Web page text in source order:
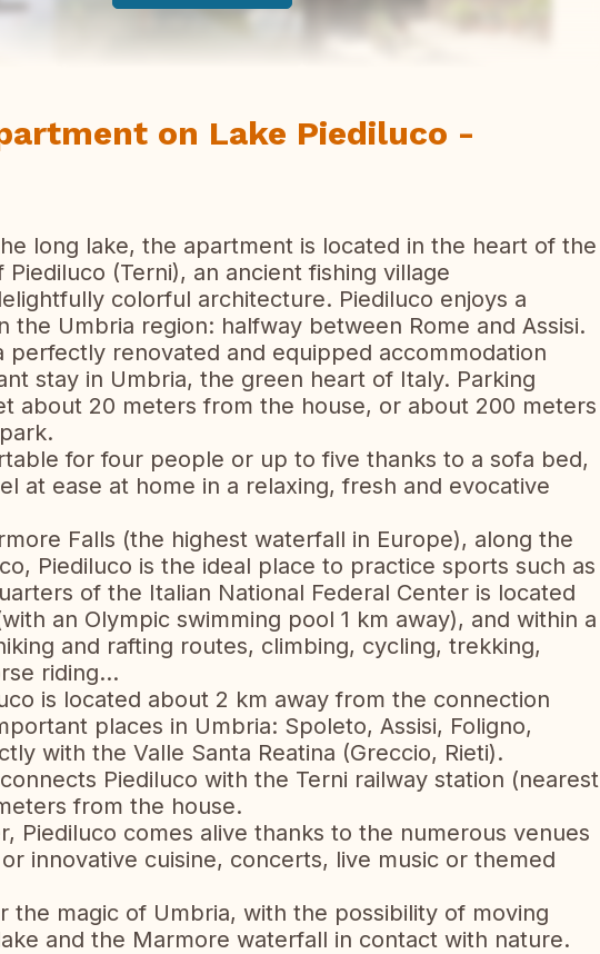
on Lake Piediluco -
long lake, the apartment is located in the heart of the
(Terni), an ancient fishing village
colorful architecture. Piediluco enjoys a
the Umbria region: halfway between Rome and Assisi.
perfectly renovated and equipped accommodation
stay in Umbria, the green heart of Italy. Parking
about 20 meters from the house, or about 200 meters
for four people or up to five thanks to a sofa bed,
at ease at home in a relaxing, fresh and evocative
Falls (the highest waterfall in Europe), along the
Piediluco is the ideal place to practice sports such as
of the Italian National Federal Center is located
an Olympic swimming pool 1 km away), and within a
and rafting routes, climbing, cycling, trekking,
riding...
is located about 2 km away from the connection
places in Umbria: Spoleto, Assisi, Foligno,
with the Valle Santa Reatina (Greccio, Rieti).
Piediluco with the Terni railway station (nearest
from the house.
Piediluco comes alive thanks to the numerous venues
innovative cuisine, concerts, live music or themed
the magic of Umbria, with the possibility of moving
and the Marmore waterfall in contact with nature.